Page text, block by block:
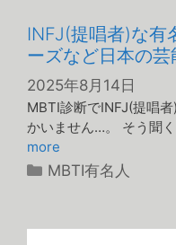
INFJ(提唱者)な有
ーズなど日本の
2025年8月14日
MBTI診断でINFJ(提唱
かいません…。 そう聞
more
カ
リ
MBTI有名人